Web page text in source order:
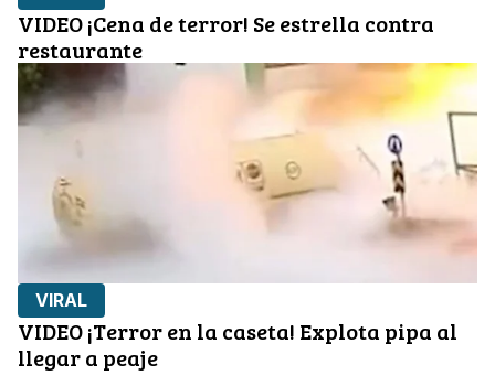
VIDEO ¡Cena de terror! Se estrella contra
restaurante
VIRAL
VIDEO ¡Terror en la caseta! Explota pipa al
llegar a peaje